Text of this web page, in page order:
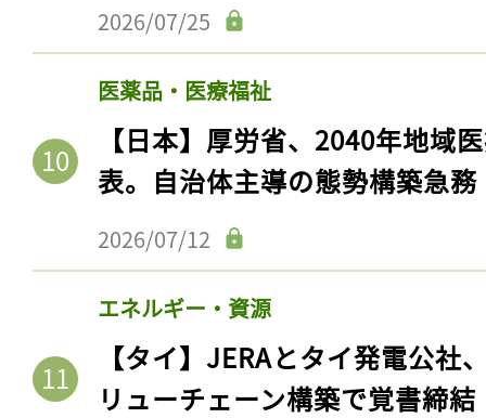
2026/07/25
医薬品・医療福祉
【日本】厚労省、2040年地域
表。自治体主導の態勢構築急務
2026/07/12
エネルギー・資源
【タイ】JERAとタイ発電公社
リューチェーン構築で覚書締結